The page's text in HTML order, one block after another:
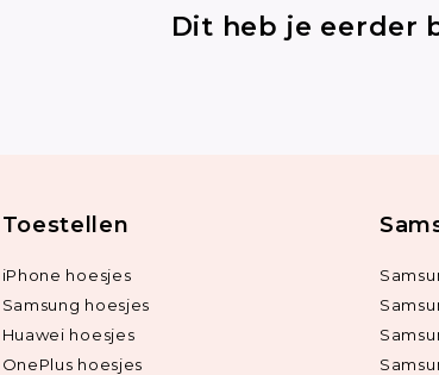
Dit heb je eerder
Toestellen
iPhone hoesjes
Samsung hoesjes
Huawei hoesjes
OnePlus hoesjes